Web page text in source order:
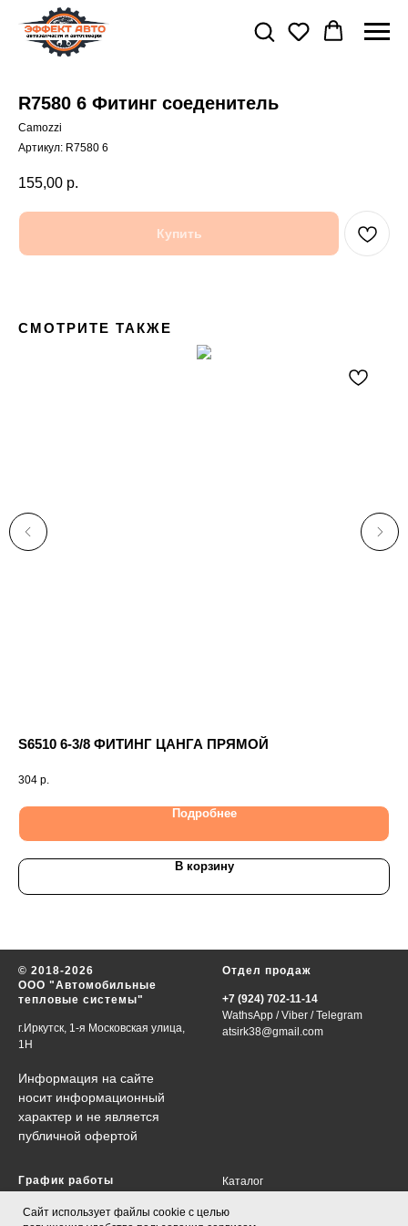
R7580 6 Фитинг соеденитель
Camozzi
Артикул: R7580 6
155,00 р.
Купить
СМОТРИТЕ ТАКЖЕ
S6510 6-3/8 ФИТИНГ ЦАНГА ПРЯМОЙ
304 р.
Подробнее
В корзину
© 2018-2026
ООО "Автомобильные
тепловые системы"
г.Иркутск, 1-я Московская улица,
1Н
Информация на сайте
носит информационный
характер и не является
публичной офертой
Отдел продаж
+7 (924) 702-11-14
WathsApp /Viber /Telegram
atsirk38@gmail.com
График работы
в будни 09:00-18:00
Каталог
Контакты
Сайт использует файлы cookie с целью